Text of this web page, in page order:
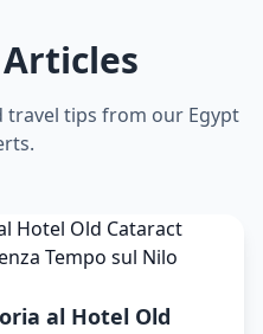
travel tips from our Egypt
al Hotel Old